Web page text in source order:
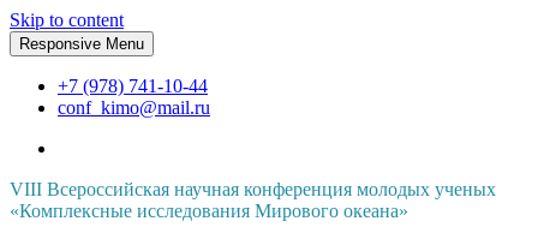
Skip to content
Responsive Menu
+7 (978) 741-10-44
conf_kimo@mail.ru
VIII Всероссийская научная конференция молодых ученых
«Комплексные исследования Мирового океана»